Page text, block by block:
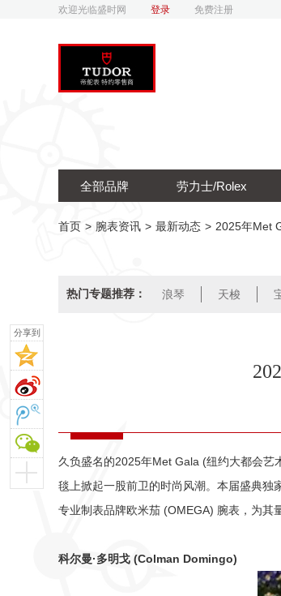
欢迎光临盛时网 登录 免费注册
全部品牌 劳力士/Rolex
分享到
首页 > 腕表资讯 > 最新动态 > 2025年Met
热门专题推荐： 浪琴 天梭
久负盛名的2025年Met Gala (纽约大都会艺
毯上掀起一股前卫的时尚风潮。本届盛典独
专业制表品牌欧米茄 (OMEGA) 腕表，为其
科尔曼·多明戈 (Colman Domingo)